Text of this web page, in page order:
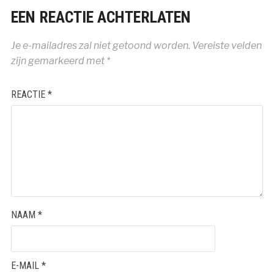
EEN REACTIE ACHTERLATEN
Je e-mailadres zal niet getoond worden. Vereiste velden
zijn gemarkeerd met *
REACTIE *
NAAM *
E-MAIL *